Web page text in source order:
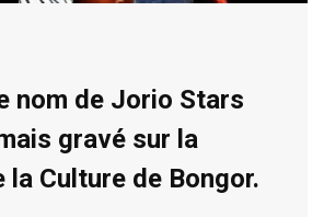
nom de Jorio Stars
gravé sur la
la Culture de Bongor.